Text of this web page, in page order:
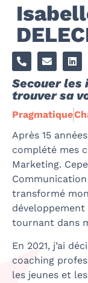
Secouer les
trouver sa
Pragmatique
Après 15
complété mes
Marketing.
transformé
tournant dans
En 2021, j’ai
coaching
les jeunes et